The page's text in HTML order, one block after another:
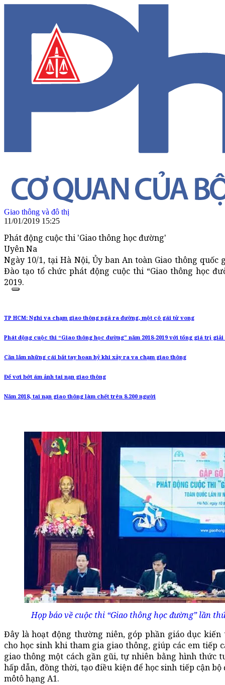
Giao thông và đô thị
11/01/2019 15:25
Phát động cuộc thi 'Giao thông học đường'
Uyên Na
Ngày 10/1, tại Hà Nội, Ủy ban An toàn Giao thông quốc
Đào tạo tổ chức phát động cuộc thi “Giao thông học
2019.
TP HCM: Nghi va chạm giao thông ngã ra đường, một cô gái tử vong
Phát động cuộc thi “Giao thông học đường” năm 2018-2019 với tổng giá trị
Cần lắm những cái bắt tay hoan hỷ khi xảy ra va chạm giao thông
Để vơi bớt ám ảnh tai nạn giao thông
Năm 2018, tai nạn giao thông làm chết trên 8.200 người
Họp báo về cuộc thi “Giao thông học đường” lần
Đây là hoạt động thường niên, góp phần giáo dục
cho học sinh khi tham gia giao thông, giúp các em tiếp
giao thông một cách gần gũi, tự nhiên bằng hình thức
hấp dẫn, đồng thời, tạo điều kiện để học sinh tiếp cận
môtô hạng A1.